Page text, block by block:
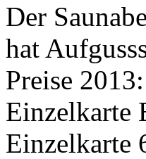
Der
hat
Preise 2013:
Einzelkarte
Einzelkarte